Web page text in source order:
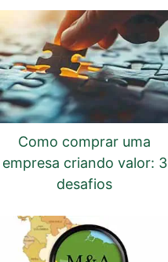
Como comprar uma
empresa criando valor: 3
desafios